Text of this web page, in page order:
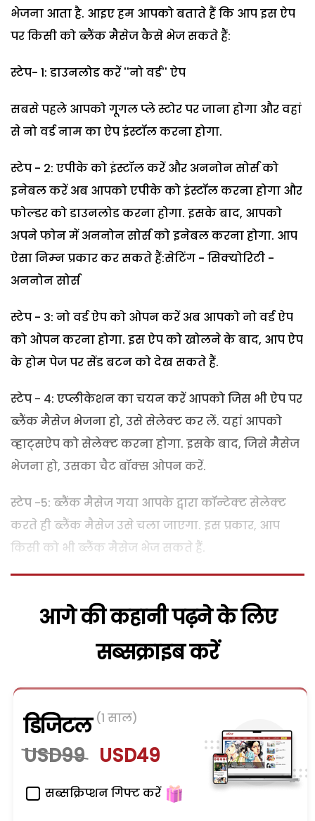
भेजना आता है. आइए हम आपको बताते हैं कि आप इस ऐप
पर किसी को ब्‍लैंक मैसेज कैसे भेज सकते हैं:
स्‍टेप- 1: डाउनलोड करें ''नो वर्ड'' ऐप
सबसे पहले आपको गूगल प्‍ले स्‍टोर पर जाना होगा और वहां
से नो वर्ड नाम का ऐप इंस्‍टॉल करना होगा.
स्‍टेप - 2: एपीके को इंस्‍टॉल करें और अननोन सोर्स को
इनेबल करें अब आपको एपीके को इंस्‍टॉल करना होगा और
फोल्‍डर को डाउनलोड करना होगा. इसके बाद, आपको
अपने फोन में अननोन सोर्स को इनेबल करना होगा. आप
ऐसा निम्‍न प्रकार कर सकते हैं:सेटिंग - सिक्‍योरिटी -
अननोन सोर्स
स्‍टेप - 3: नो वर्ड ऐप को ओपन करें अब आपको नो वर्ड ऐप
को ओपन करना होगा. इस ऐप को खोलने के बाद, आप ऐप
के होम पेज पर सेंड बटन को देख सकते हैं.
स्‍टेप - 4: एप्‍लीकेशन का चयन करें आपको जिस भी ऐप पर
ब्‍लैंक मैसेज भेजना हो, उसे सेलेक्‍ट कर लें. यहां आपको
व्‍हाट्सऐप को सेलेक्‍ट करना होगा. इसके बाद, जिसे मैसेज
भेजना हो, उसका चैट बॉक्‍स ओपन करें.
स्‍टेप -5: ब्‍लैंक मैसेज गया आपके द्वारा कॉन्‍टेक्‍ट सेलेक्‍ट
करते ही ब्‍लैंक मैसेज उसे चला जाएगा. इस प्रकार, आप
किसी को भी ब्‍लैंक मैसेज भेज सकते हैं.
आगे की कहानी पढ़ने के लिए
सब्सक्राइब करें
डिजिटल (1 साल)
USD99 USD49
सब्सक्रिप्शन गिफ्ट करें